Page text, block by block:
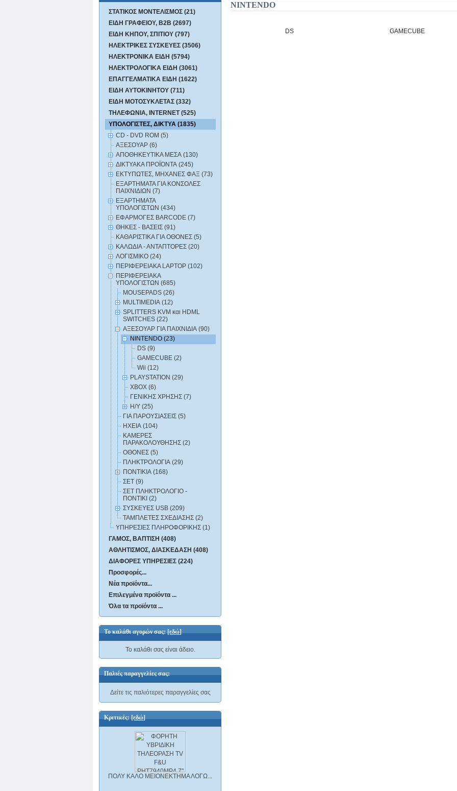
ΣΤΑΤΙΚΟΣ ΜΟΝΤΕΛΙΣΜΟΣ (21)
ΕΙΔΗ ΓΡΑΦΕΙΟΥ, B2B (2697)
ΕΙΔΗ ΚΗΠΟΥ, ΣΠΙΤΙΟΥ (797)
ΗΛΕΚΤΡΙΚΕΣ ΣΥΣΚΕΥΕΣ (3506)
ΗΛΕΚΤΡΟΝΙΚΑ ΕΙΔΗ (5794)
ΗΛΕΚΤΡΟΛΟΓΙΚΑ ΕΙΔΗ (3061)
ΕΠΑΓΓΕΛΜΑΤΙΚΑ ΕΙΔΗ (1622)
ΕΙΔΗ ΑΥΤΟΚΙΝΗΤΟΥ (711)
ΕΙΔΗ ΜΟΤΟΣΥΚΛΕΤΑΣ (332)
ΤΗΛΕΦΩΝΙΑ, INTERNET (525)
ΥΠΟΛΟΓΙΣΤΕΣ, ΔΙΚΤΥΑ (1835)
CD - DVD ROM (5)
ΑΞΕΣΟΥΑΡ (6)
ΑΠΟΘΗΚΕΥΤΙΚΑ ΜΕΣΑ (130)
ΔΙΚΤΥΑΚΑ ΠΡΟΪΟΝΤΑ (245)
ΕΚΤΥΠΩΤΕΣ, ΜΗΧΑΝΕΣ ΦΑΞ (73)
ΕΞΑΡΤΗΜΑΤΑ ΓΙΑ ΚΟΝΣΟΛΕΣ
ΠΑΙΧΝΙΔΙΩΝ (7)
ΕΞΑΡΤΗΜΑΤΑ
ΥΠΟΛΟΓΙΣΤΩΝ (434)
ΕΦΑΡΜΟΓΕΣ BARCODE (7)
ΘΗΚΕΣ - ΒΑΣΕΙΣ (91)
ΚΑΘΑΡΙΣΤΙΚΑ ΓΙΑ ΟΘΟΝΕΣ (5)
ΚΑΛΩΔΙΑ - ΑΝΤΑΠΤΟΡΕΣ (20)
ΛΟΓΙΣΜΙΚΟ (24)
ΠΕΡΙΦΕΡΕΙΑΚΑ LAPTOP (102)
ΠΕΡΙΦΕΡΕΙΑΚΑ
ΥΠΟΛΟΓΙΣΤΩΝ (685)
MOUSEPADS (26)
MULTIMEDIA (12)
SPLITTERS KVM και HDML
SWITCHES (22)
ΑΞΕΣΟΥΑΡ ΓΙΑ ΠΑΙΧΝΙΔΙΑ (90)
NINTENDO (23)
DS (9)
GAMECUBE (2)
Wii (12)
PLAYSTATION (29)
XBOX (6)
ΓΕΝΙΚΗΣ ΧΡΗΣΗΣ (7)
Η/Υ (25)
ΓΙΑ ΠΑΡΟΥΣΙΑΣΕΙΣ (5)
ΗΧΕΙΑ (104)
ΚΑΜΕΡΕΣ
ΠΑΡΑΚΟΛΟΥΘΗΣΗΣ (2)
ΟΘΟΝΕΣ (5)
ΠΛΗΚΤΡΟΛΟΓΙΑ (29)
ΠΟΝΤΙΚΙΑ (168)
ΣΕΤ (9)
ΣΕΤ ΠΛΗΚΤΡΟΛΟΓΙΟ -
ΠΟΝΤΙΚΙ (2)
ΣΥΣΚΕΥΕΣ USB (209)
ΤΑΜΠΛΕΤΕΣ ΣΧΕΔΙΑΣΗΣ (2)
ΥΠΗΡΕΣΙΕΣ ΠΛΗΡΟΦΟΡΙΚΗΣ (1)
ΓΑΜΟΣ, ΒΑΠΤΙΣΗ (408)
ΑΘΛΗΤΙΣΜΟΣ, ΔΙΑΣΚΕΔΑΣΗ (408)
ΔΙΑΦΟΡΕΣ ΥΠΗΡΕΣΙΕΣ (224)
Προσφορές...
Νέα προϊόντα...
Επιλεγμένα προϊόντα ...
Όλα τα προϊόντα ...
Το καλάθι αγορών σας:[εδώ]
Το καλάθι σας είναι άδειο.
Παλιές παραγγελίες σας:
Δείτε τις παλιότερες παραγγελίες σας
Κριτικές:[εδώ]
ΠΟΛΥ ΚΑΛΟ ΜΕΙΟΝΕΚΤΗΜΑ ΛΟΓΩ...
NINTENDO
DS GAMECUBE